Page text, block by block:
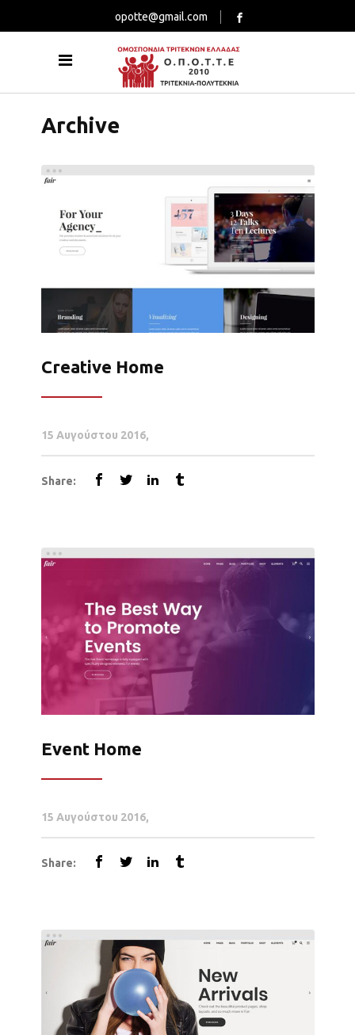
opotte@gmail.com
Archive
Creative Home
15 Αυγούστου 2016
Share:
Event Home
15 Αυγούστου 2016
Share: